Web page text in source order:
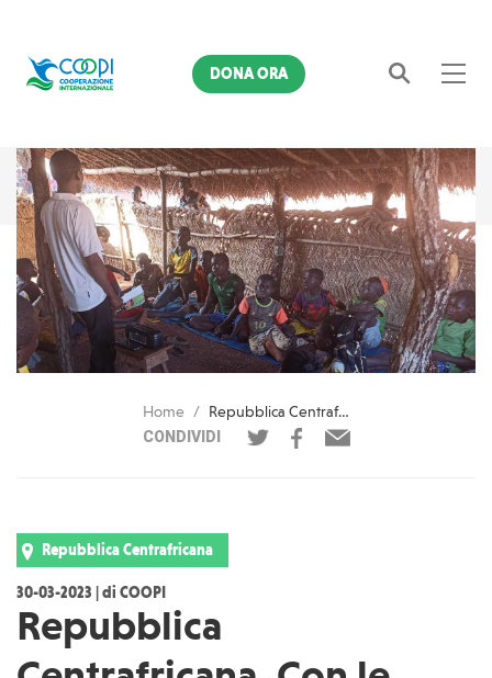
Cerca
DONA ORA
Home
Repubblica Centrafricana. Con le lezioni via radio, Celine si prepara a tornare a scuola
CONDIVIDI
Repubblica Centrafricana
30-03-2023 | di COOPI
Repubblica